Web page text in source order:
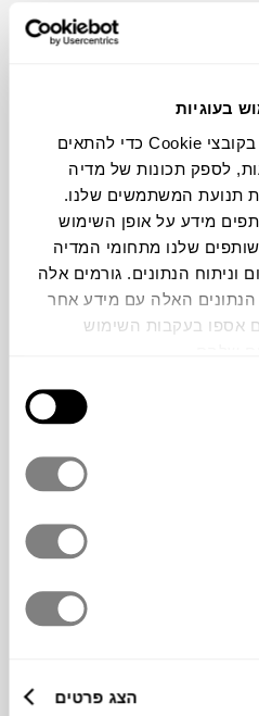
בעוגיות
אנחנו משתמשים בקובצי Cookie כדי להתאים
לספק תכונות של מדיה
תנועת המשתמשים שלנו.
מידע על אופן השימוש
שלנו מתחומי המדיה
וניתוח הנתונים. גורמים אלה
האלה עם מידע אחר
אספו בעקבות השימוש
הצג פרטים
את הדף ונסו שנית
PORTABLE של המעצב הדני האגדי VERNER
זוהי גרסה מודרנית של
שיצאה לראשונה בשנת
והיא ניתנת לטעינה בעזרת כבל USB. מאובזרת